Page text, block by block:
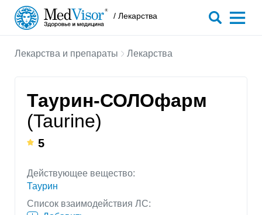
/ Лекарства
Лекарства и препараты Лекарства
Таурин-СОЛОфарм
(Taurine)
5
Действующее вещество:
Таурин
Список взаимодействия ЛС: